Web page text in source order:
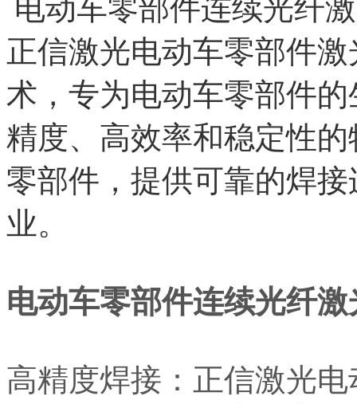
电动车零部件连续光纤
正信激光电动车零部件
术，专为电动车零部件
精度、高效率和稳定性
零部件，提供可靠的焊
业。
电动车零部件连续光纤
高精度焊接：正信激光